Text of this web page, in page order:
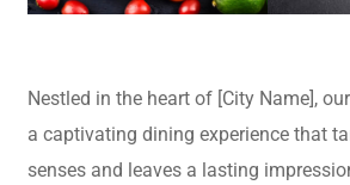
Nestled in the heart of [City Name],
a captivating dining experience that
senses and leaves a lasting